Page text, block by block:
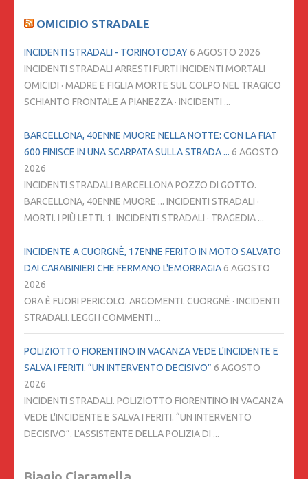
OMICIDIO STRADALE
INCIDENTI STRADALI - TORINOTODAY6 AGOSTO 2026
INCIDENTI STRADALI ARRESTI FURTI INCIDENTI MORTALI
OMICIDI · MADRE E FIGLIA MORTE SUL COLPO NEL TRAGICO
SCHIANTO FRONTALE A PIANEZZA · INCIDENTI ...
BARCELLONA, 40ENNE MUORE NELLA NOTTE: CON LA FIAT
600 FINISCE IN UNA SCARPATA SULLA STRADA ... 6 AGOSTO
2026
INCIDENTI STRADALI BARCELLONA POZZO DI GOTTO.
BARCELLONA, 40ENNE MUORE ... INCIDENTI STRADALI ·
MORTI. I PIÙ LETTI. 1. INCIDENTI STRADALI · TRAGEDIA ...
INCIDENTE A CUORGNÈ, 17ENNE FERITO IN MOTO SALVATO
DAI CARABINIERI CHE FERMANO L'EMORRAGIA6 AGOSTO
2026
ORA È FUORI PERICOLO. ARGOMENTI. CUORGNÈ · INCIDENTI
STRADALI. LEGGI I COMMENTI ...
POLIZIOTTO FIORENTINO IN VACANZA VEDE L'INCIDENTE E
SALVA I FERITI. “UN INTERVENTO DECISIVO” 6 AGOSTO
2026
INCIDENTI STRADALI. POLIZIOTTO FIORENTINO IN VACANZA
VEDE L'INCIDENTE E SALVA I FERITI. “UN INTERVENTO
DECISIVO”. L'ASSISTENTE DELLA POLIZIA DI ...